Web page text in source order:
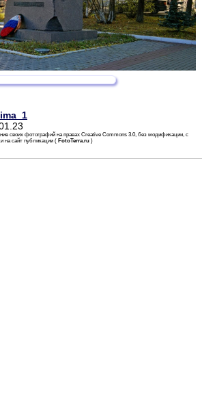
своих фотографий на правах Creative Commons 3.0, без модификации, с
на сайт публикации ( FotoTerra.ru )